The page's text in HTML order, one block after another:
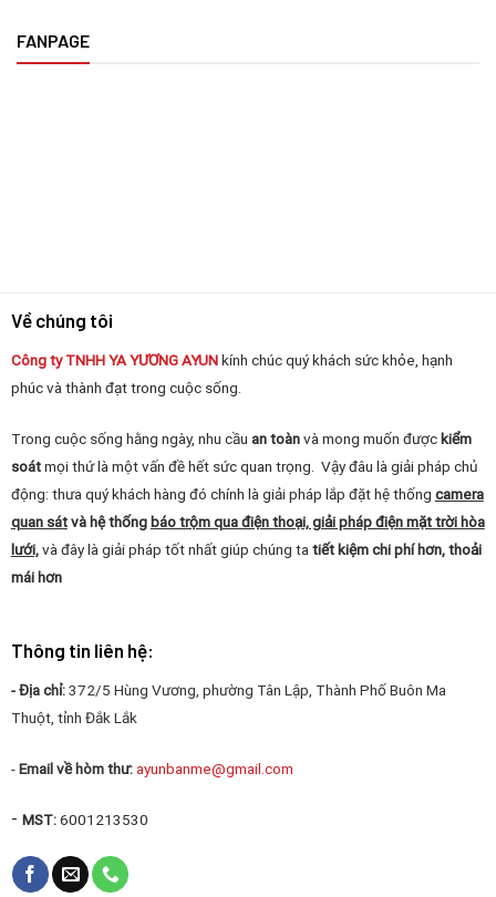
FANPAGE
Về chúng tôi
Công ty TNHH YA YƯƠNG AYUNkính chúc quý khách sức khỏe, hạnh
phúc và thành đạt trong cuộc sống.
Trong cuộc sống hằng ngày, nhu cầu an toànvà mong muốn được kiểm
soátmọi thứ là một vấn đề hết sức quan trọng. Vậy đâu là giải pháp chủ
động: thưa quý khách hàng đó chính là giải pháp lắp đặt hệ thống camera
quan sátvà hệ thống báo trộm qua điện thoại, giải pháp điện mặt trời hòa
lưới, và đây là giải pháp tốt nhất giúp chúng ta tiết kiệm chi phí hơn, thoải
mái hơn
Thông tin liên hệ:
- Địa chỉ:372/5 Hùng Vương, phường Tân Lập, Thành Phố Buôn Ma
Thuột, tỉnh Đắk Lắk
-Email về hòm thư:ayunbanme@gmail.com
- MST:6001213530